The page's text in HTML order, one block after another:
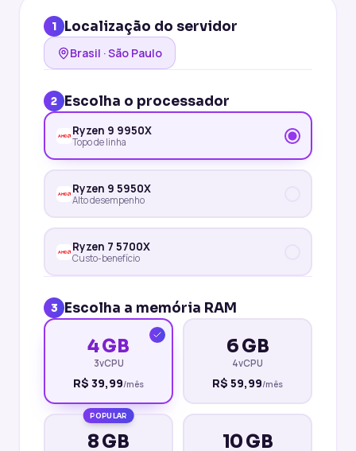
1 Localização do servidor
Brasil · São Paulo
2 Escolha o processador
Ryzen 9 9950X
Topo de linha
Ryzen 9 5950X
Alto desempenho
Ryzen 7 5700X
Custo-benefício
3 Escolha a memória RAM
4 GB
3vCPU
R$ 39,99/mês
6 GB
4vCPU
R$ 59,99/mês
POPULAR
8 GB 10 GB